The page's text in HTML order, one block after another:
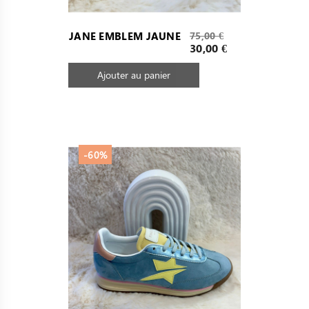
JANE EMBLEM JAUNE
Prix
de
base
75,00 €
Prix
30,00 €
Ajouter au panier
-60%